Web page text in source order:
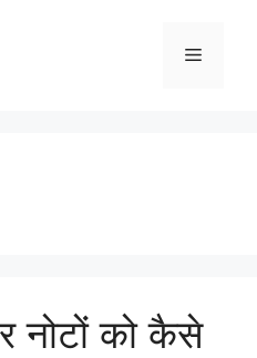
Menu
नोटों को कैसे